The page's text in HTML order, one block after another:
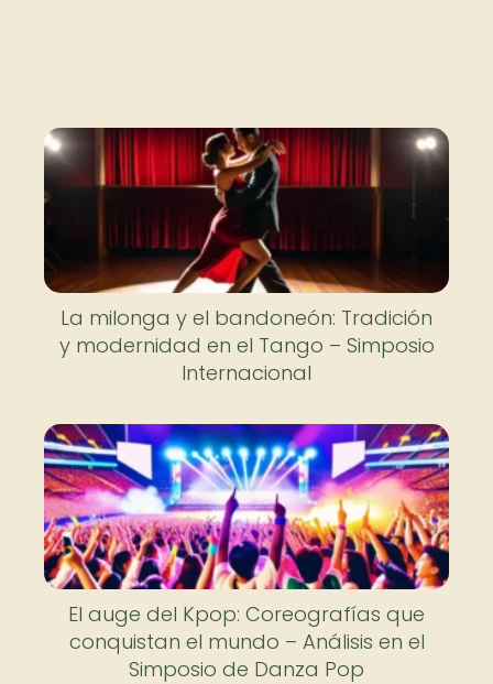
La milonga y el bandoneón: Tradición
y modernidad en el Tango – Simposio
Internacional
El auge del Kpop: Coreografías que
conquistan el mundo – Análisis en el
Simposio de Danza Pop